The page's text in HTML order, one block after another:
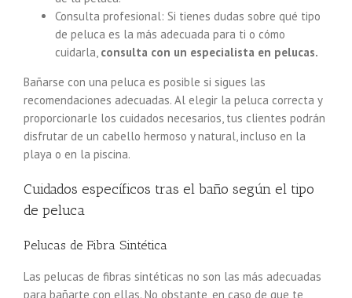
Consulta profesional: Si tienes dudas sobre qué tipo
de peluca es la más adecuada para ti o cómo
cuidarla, consulta con un especialista en pelucas.
Bañarse con una peluca es posible si sigues las
recomendaciones adecuadas. Al elegir la peluca correcta y
proporcionarle los cuidados necesarios, tus clientes podrán
disfrutar de un cabello hermoso y natural, incluso en la
playa o en la piscina.
Cuidados específicos tras el baño según el tipo
de peluca
Pelucas de Fibra Sintética
Las pelucas de fibras sintéticas no son las más adecuadas
para bañarte con ellas. No obstante, en caso de que te